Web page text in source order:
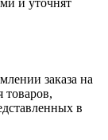
и уточнят
заказа на
товаров,
в